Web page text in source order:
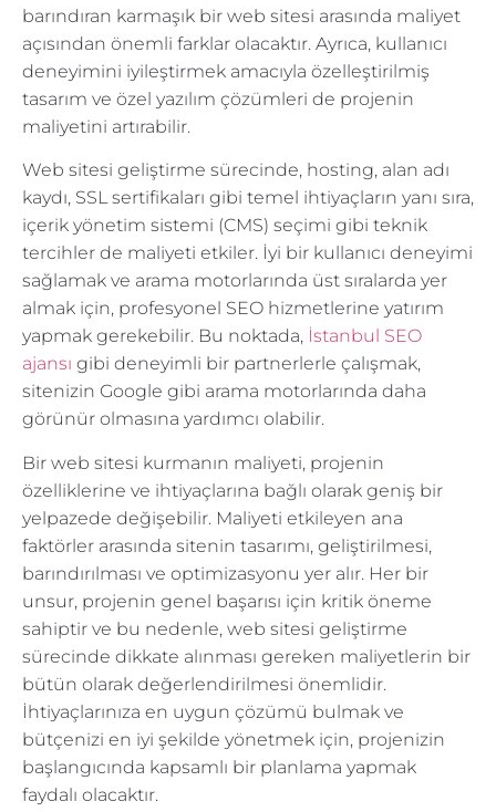
barındıran karmaşık bir web sitesi arasında maliyet
açısından önemli farklar olacaktır. Ayrıca, kullanıcı
deneyimini iyileştirmek amacıyla özelleştirilmiş
tasarım ve özel yazılım çözümleri de projenin
maliyetini artırabilir.
Web sitesi geliştirme sürecinde, hosting, alan adı
kaydı, SSL sertifikaları gibi temel ihtiyaçların yanı sıra,
içerik yönetim sistemi (CMS) seçimi gibi teknik
tercihler de maliyeti etkiler. İyi bir kullanıcı deneyimi
sağlamak ve arama motorlarında üst sıralarda yer
almak için, profesyonel SEO hizmetlerine yatırım
yapmak gerekebilir. Bu noktada, İstanbul SEO
ajansı gibi deneyimli bir partnerlerle çalışmak,
sitenizin Google gibi arama motorlarında daha
görünür olmasına yardımcı olabilir.
Bir web sitesi kurmanın maliyeti, projenin
özelliklerine ve ihtiyaçlarına bağlı olarak geniş bir
yelpazede değişebilir. Maliyeti etkileyen ana
faktörler arasında sitenin tasarımı, geliştirilmesi,
barındırılması ve optimizasyonu yer alır. Her bir
unsur, projenin genel başarısı için kritik öneme
sahiptir ve bu nedenle, web sitesi geliştirme
sürecinde dikkate alınması gereken maliyetlerin bir
bütün olarak değerlendirilmesi önemlidir.
İhtiyaçlarınıza en uygun çözümü bulmak ve
bütçenizi en iyi şekilde yönetmek için, projenizin
başlangıcında kapsamlı bir planlama yapmak
faydalı olacaktır.